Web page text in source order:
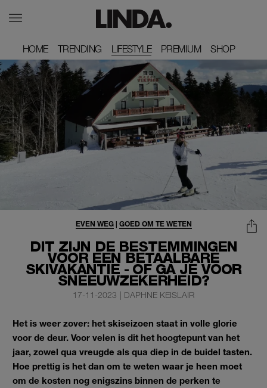
HOME
HOME TRENDING
TRENDING LIFESTYLE PREMIUM
PREMIUM SHOP
SHOP
DIT ZIJN DE BESTEMMINGEN
VOOR EEN BETAALBARE
SKIVAKANTIE - ÓF GA JE VOOR
SNEEUWZEKERHEID?
EVEN WEG| GOED OM TE WETEN
17-11-2023 | DAPHNE KEISLAIR
Het is weer zover: het skiseizoen staat in volle glorie
voor de deur. Voor velen is dit het hoogtepunt van het
jaar, zowel qua vreugde als qua diep in de buidel tasten.
Hoe prettig is het dan om te weten waar je heen moet
om de kosten nog enigszins binnen de perken te